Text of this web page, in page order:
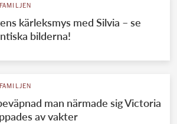
kärleksmys med Silvia – se
bilderna!
man närmade sig Victoria
av vakter